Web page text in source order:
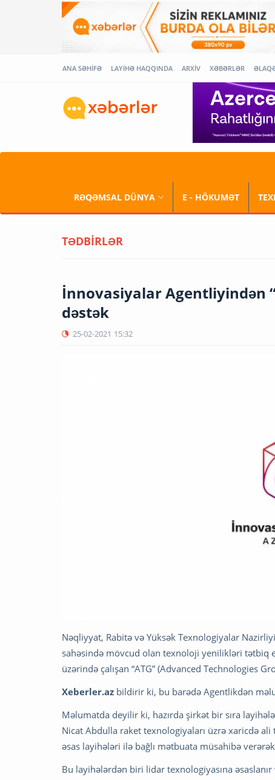
ANA SƏHİFƏ LAYİHƏ HAQQINDA ARXİV XƏBƏRLƏR
RƏQƏMSAL DÜNYA E - HÖKUMƏT
TƏDBİRLƏR
İnnovasiyalar Agentliyindən
dəstək
25-02-2021 15:32
Nəqliyyat, Rabitə və Yüksək Texnologiyalar
sahəsində mövcud olan texnoloji yenilikləri tətbiq
üzərində çalışan “ATG” (Advanced Technologies
Xeberler.az bildirir ki, bu barədə Agentlikdən
Məlumatda deyilir ki, hazırda şirkət bir sıra
Nicat Abdulla raket texnologiyaları üzrə xaricdə ali
əsas layihələri ilə bağlı mətbuata müsahibə
Bu layihələrdən biri lidar texnologiyasına